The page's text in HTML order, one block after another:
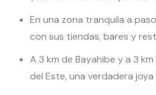
En una zona tranquila a
con sus tiendas, bares y
A 3 km de Bayahibe y a 3
del Este, una verdadera joya